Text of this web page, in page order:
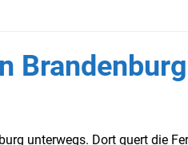
unterwegs. Dort quert die